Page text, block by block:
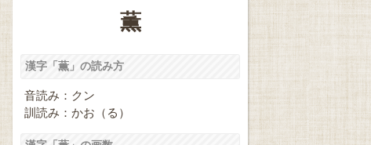
薫
漢字「薫」の読み方
音読み：クン
訓読み：かお（る）